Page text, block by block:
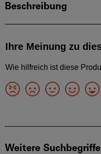
Beschreibung
Weitere